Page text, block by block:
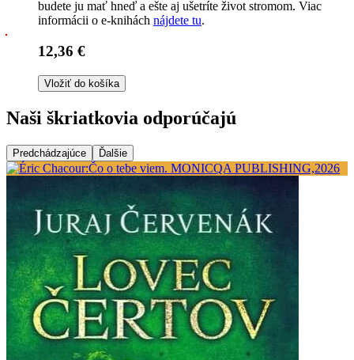
budete ju mať hneď a ešte aj ušetríte život stromom. Viac
informácii o e-knihách nájdete tu.
12,36 €
Vložiť do košíka
Naši škriatkovia odporúčajú
Predchádzajúce Ďalšie